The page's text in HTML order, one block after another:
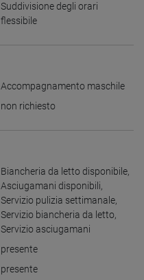
Suddivisione degli orari
flessibile
Accompagnamento maschile
non richiesto
Biancheria da letto disponibile,
Asciugamani disponibili,
Servizio pulizia settimanale,
Servizio biancheria da letto,
Servizio asciugamani
presente
presente